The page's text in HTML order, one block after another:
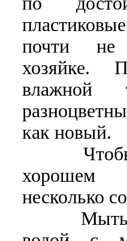
почти не
хозяйке.
как новый.
Чтобы
хорошем
несколько
Мыть